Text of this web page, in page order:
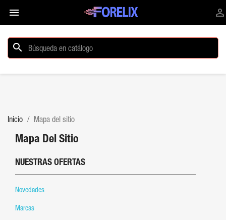
 
search
Inicio Mapa del sitio
Mapa Del Sitio
NUESTRAS OFERTAS
Novedades
Marcas